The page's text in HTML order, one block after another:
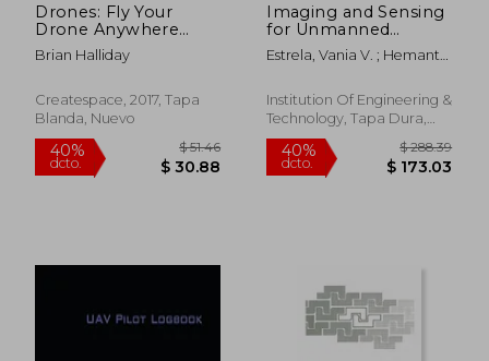
Drones: Fly Your
Drone Anywhere
Without Getting
Busted: Volume 4 (en
Brian Halliday
Createspace, 2017, Tapa
Blanda, Nuevo
Imaging and Sensing
for Unmanned
Aircraft Systems:
Deployment and
Inglés)
Estrela, Vania V. ; Hemanth,
Institution Of Engineering &
Technology, Tapa Dura,
Nuevo